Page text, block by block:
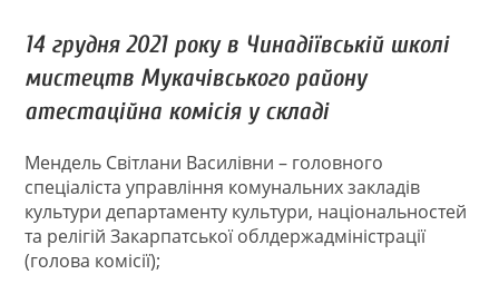
14 грудня 2021 року в Чинадіївській школі
мистецтв Мукачівського району
атестаційна комісія у складі
Мендель Світлани Василівни – головного
спеціаліста управління комунальних закладів
культури департаменту культури, національностей
та релігій Закарпатської облдержадміністрації
(голова комісії);